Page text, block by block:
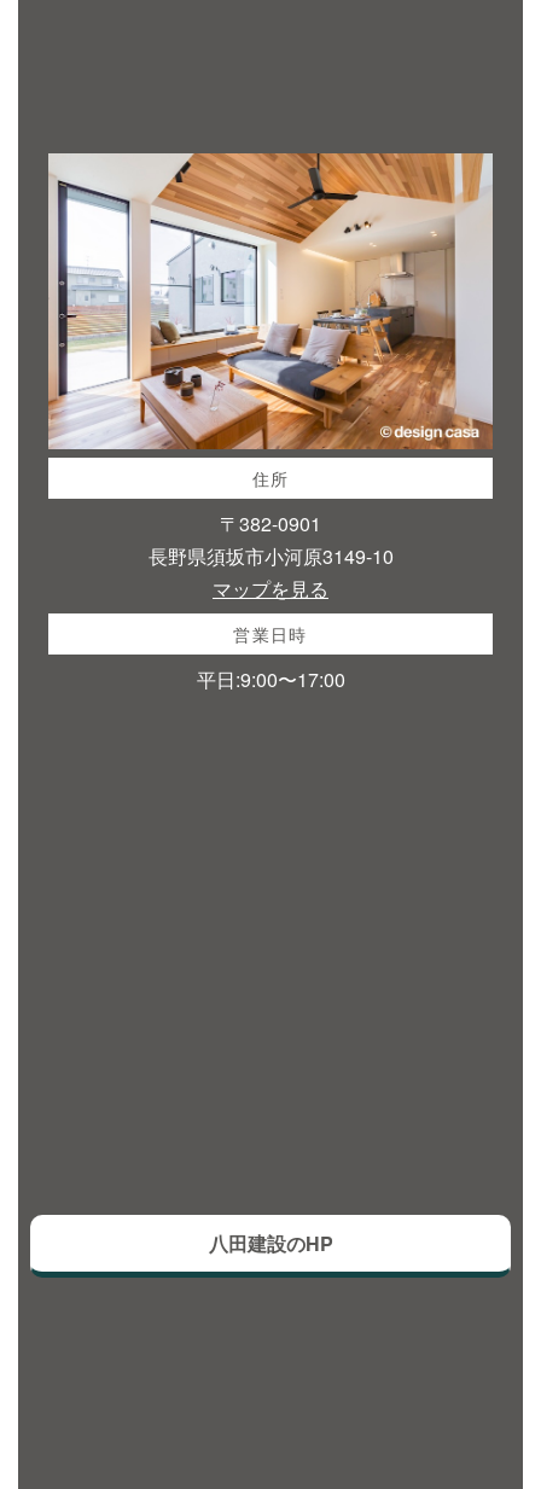
住所
〒382-0901
長野県須坂市小河原3149-10
マップを見る
営業日時
平日:9:00〜17:00
八田建設のHP